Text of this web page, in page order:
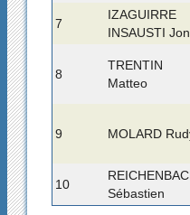
7
IZAGUIRRE
INSAUSTI Jon
8
TRENTIN
Matteo
9 MOLARD
10
Sébastien